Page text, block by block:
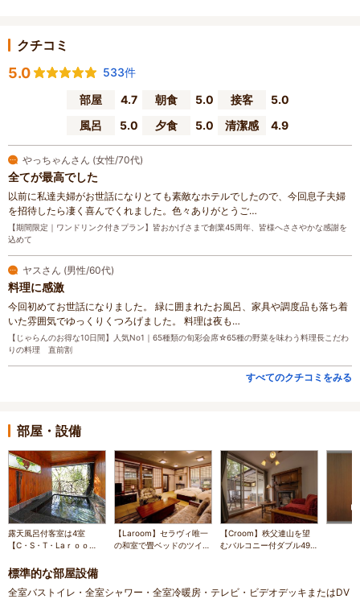
クチコミ
5.0
533件
部屋
4.7 朝食 5.0 接客
5.0
風呂
5.0 夕食 5.0 清潔感 4.9
やっちゃんさん (女性/70代)
全てが最高でした
以前に私達夫婦がお世話になりとても素敵なホテルでしたので、今回息子夫婦
を招待したら凄く喜んでくれました。色々ありがとうご…
【期間限定｜ワンドリンク付きプラン】皆おかげさまで創業45周年、皆様へささやかな感謝を
込めて
ヤスさん (男性/60代)
料理に感激
今回初めてお世話になりました。 緑に囲まれたお風呂、家具や調度品も落ち着
いた雰囲気でゆっくりくつろげました。 料理は夜も…
【じゃらんのお得な10日間】人気No1｜65種類の旬彩会席☆65種の野菜を味わう料理長こだわ
りの料理 直前割
すべてのクチコミをみる
部屋・設備
露天風呂付客室は4室
【C・S・T・Laｒｏｏ
【Laroom】セラヴィ唯一
の和室で畳ベッドのツイン
【Croom】秩父連山を望
むバルコニー付ダブル49
標準的な部屋設備
全室バストイレ・全室シャワー・全室冷暖房・テレビ・ビデオデッキまたはDV